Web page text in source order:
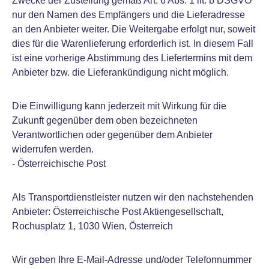
nur den Namen des Empfängers und die Lieferadresse
an den Anbieter weiter. Die Weitergabe erfolgt nur, soweit
dies für die Warenlieferung erforderlich ist. In diesem Fall
ist eine vorherige Abstimmung des Liefertermins mit dem
Anbieter bzw. die Lieferankündigung nicht möglich.
Die Einwilligung kann jederzeit mit Wirkung für die
Zukunft gegenüber dem oben bezeichneten
Verantwortlichen oder gegenüber dem Anbieter
widerrufen werden.
- Österreichische Post
Als Transportdienstleister nutzen wir den nachstehenden
Anbieter: Österreichische Post Aktiengesellschaft,
Rochusplatz 1, 1030 Wien, Österreich
Wir geben Ihre E-Mail-Adresse und/oder Telefonnummer